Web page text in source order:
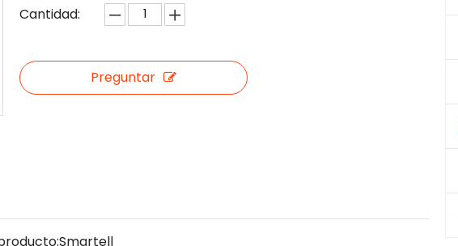
Cantidad:
Preguntar
Smartell